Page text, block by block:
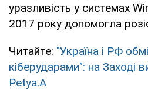
уразливість у системах
2017 року допомогла
Читайте: "Україна і РФ
кіберударами": на Заході
Petya.A